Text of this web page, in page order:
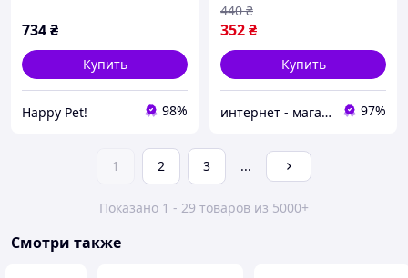
734₴
Купить
Happy Pet! 98%
352₴
440 ₴
Купить
интернет - магазин "Galantereya" 97%
1 2 3 ...
Показано 1 - 29 товаров из 5000+
Смотри также